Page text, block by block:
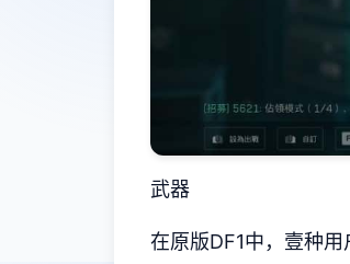
武器
在原版DF1中，壹种